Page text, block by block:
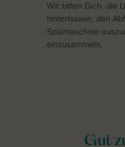
Wir bitten Dich, die
hinterlassen, den
Spülmaschine
einzusammeln.